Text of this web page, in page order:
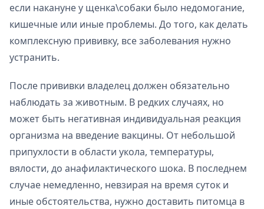
если накануне у щенка\собаки было недомогание,
кишечные или иные проблемы. До того, как делать
комплексную прививку, все заболевания нужно
устранить.
После прививки владелец должен обязательно
наблюдать за животным. В редких случаях, но
может быть негативная индивидуальная реакция
организма на введение вакцины. От небольшой
припухлости в области укола, температуры,
вялости, до анафилактического шока. В последнем
случае немедленно, невзирая на время суток и
иные обстоятельства, нужно доставить питомца в